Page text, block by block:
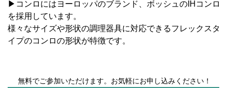
▶コンロにはヨーロッパのブランド、ボッシュのIHコンロ
を採用しています。
様々なサイズや形状の調理器具に対応できるフレックスタ
イプのコンロの形状が特徴です。
無料でご参加いただけます。お気軽にお申し込みください！